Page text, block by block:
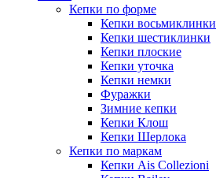
Кепки по форме
Кепки восьмиклинки
Кепки шестиклинки
Кепки плоские
Кепки уточка
Кепки немки
Фуражки
Зимние кепки
Кепки Клош
Кепки Шерлока
Кепки по маркам
Кепки Ais Collezioni